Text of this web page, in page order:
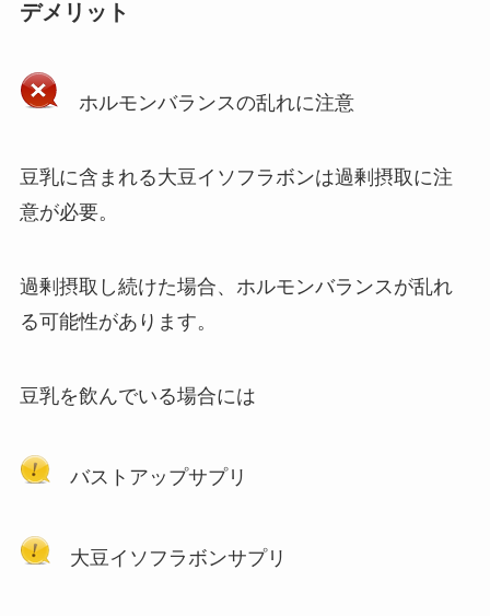
デメリット
ホルモンバランスの乱れに注意
豆乳に含まれる大豆イソフラボンは過剰摂取に注
意が必要。
過剰摂取し続けた場合、ホルモンバランスが乱れ
る可能性があります。
豆乳を飲んでいる場合には
バストアップサプリ
大豆イソフラボンサプリ